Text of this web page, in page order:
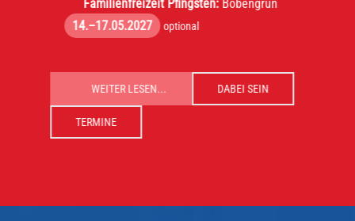
Familienfreizeit Pfingsten:Bobengrün
14.–17.05.2027
optional
WEITER LESEN... DABEI SEIN
TERMINE